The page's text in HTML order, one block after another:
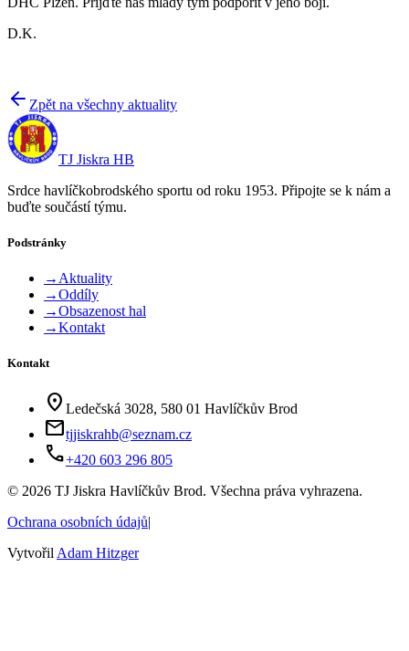
D.K.
Zpět na všechny aktuality
TJ Jiskra HB
Srdce havlíčkobrodského sportu od roku 1953. Připojte se k nám a
buďte součástí týmu.
Podstránky
→ Aktuality
→Oddíly
→Obsazenost hal
→Kontakt
Kontakt
location_on Ledečská 3028, 580 01 Havlíčkův Brod
mailtjjiskrahb@seznam.cz
phone+420 603 296 805
© 2026 TJ Jiskra Havlíčkův Brod. Všechna práva vyhrazena.
Ochrana osobních údajů|
Vytvořil Adam Hitzger